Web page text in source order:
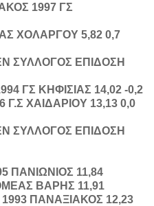
1997 ΓΣ
ΧΟΛΑΡΓΟΥ 5,82 0,7
ΣΥΛΛΟΓΟΣ ΕΠΙΔΟΣΗ
ΓΣ ΚΗΦΙΣΙΑΣ 14,02 -0,2
Γ.Σ ΧΑΙΔΑΡΙΟΥ 13,13 0,0
ΣΥΛΛΟΓΟΣ ΕΠΙΔΟΣΗ
ΠΑΝΙΩΝΙΟΣ 11,84
ΒΑΡΗΣ 11,91
1993 ΠΑΝΑΞΙΑΚΟΣ 12,23